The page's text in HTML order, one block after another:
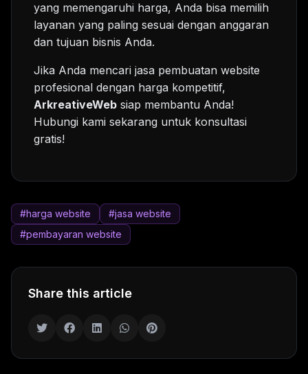
yang memengaruhi harga, Anda bisa memilih
layanan yang paling sesuai dengan anggaran
dan tujuan bisnis Anda.
Jika Anda mencari jasa pembuatan website
profesional dengan harga kompetitif,
ArkreativeWeb siap membantu Anda!
Hubungi kami sekarang untuk konsultasi
gratis!
#harga website
#jasa website
#pembayaran website
Share this article